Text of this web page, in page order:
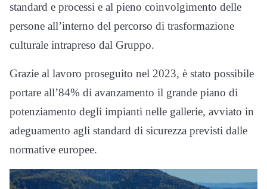
standard e processi e al pieno coinvolgimento delle
persone all’interno del percorso di trasformazione
culturale intrapreso dal Gruppo.
Grazie al lavoro proseguito nel 2023, è stato possibile
portare all’84% di avanzamento il grande piano di
potenziamento degli impianti nelle gallerie, avviato in
adeguamento agli standard di sicurezza previsti dalle
normative europee.